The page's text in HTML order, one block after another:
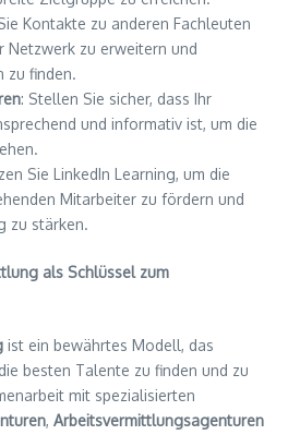
Kontakte zu anderen Fachleuten
Netzwerk zu erweitern und
zu finden.
: Stellen Sie sicher, dass Ihr
und informativ ist, um die
Sie LinkedIn Learning, um die
Mitarbeiter zu fördern und
zu stärken.
als Schlüssel zum
ist ein bewährtes Modell, das
besten Talente zu finden und zu
mit spezialisierten
, Arbeitsvermittlungsagenturen